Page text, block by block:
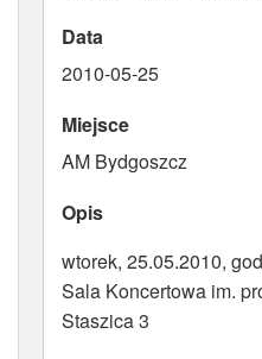
PUBLIKACJE
ATRYBUTY
Data
2010-05-25
Miejsce
AM Bydgoszcz
Opis
wtorek, 25.05.2010,
Sala Koncertowa im.
Staszica 3